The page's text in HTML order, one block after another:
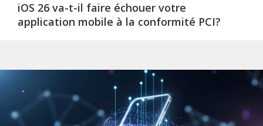
iOS 26 va-t-il faire échouer votre
application mobile à la conformité PCI?